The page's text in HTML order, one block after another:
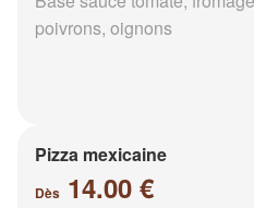
poivrons, oignons
Pizza mexicaine
Dès 14.00 €